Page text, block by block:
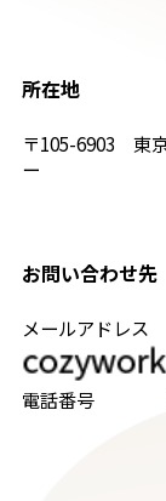
所在地
〒105-6903 東
ー
お問い合わせ先
メールアドレス
電話番号